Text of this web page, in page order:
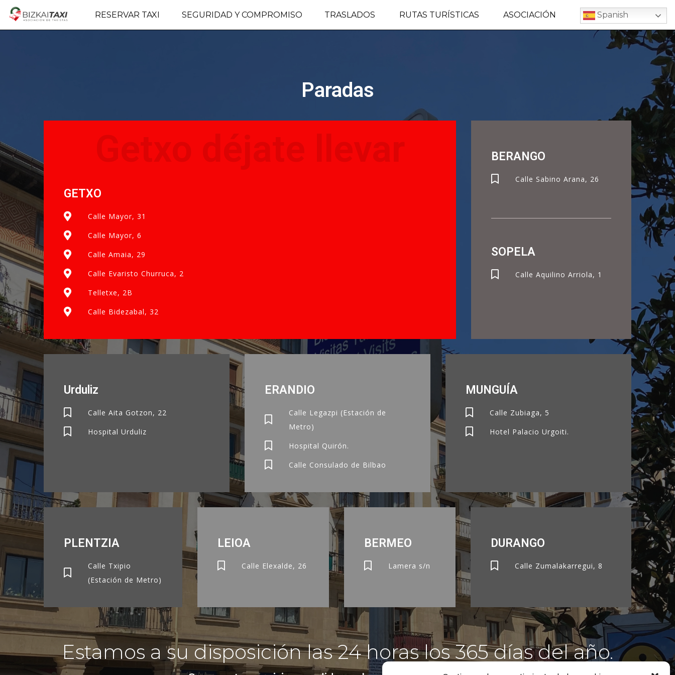
RESERVAR TAXI SEGURIDAD Y COMPROMISO TRASLADOS RUTAS TURÍSTICAS ASOCIACIÓN Spanish
Paradas
Getxo déjate llevar
GETXO
Calle Mayor, 31
Calle Mayor, 6
Calle Amaia, 29
Calle Evaristo Churruca, 2
Telletxe, 2B
Calle Bidezabal, 32
BERANGO
Calle Sabino Arana, 26
SOPELA
Calle Aquilino Arriola, 1
Urduliz
Calle Aita Gotzon, 22
Hospital Urduliz
ERANDIO
Calle Legazpi (Estación de
Metro)
Hospital Quirón.
Calle Consulado de Bilbao
MUNGUÍA
Calle Zubiaga, 5
Hotel Palacio Urgoiti.
PLENTZIA
Calle Txipio
(Estación de Metro)
LEIOA
Calle Elexalde, 26
BERMEO
Lamera s/n
DURANGO
Calle Zumalakarregui, 8
Estamos a su disposición las 24 horas los 365 días del año.